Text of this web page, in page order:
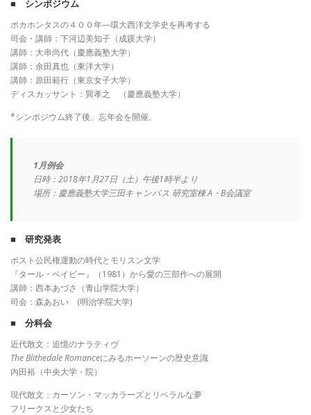
■ シンポジウム
ポカホンタスの４００年―環大西洋文学史を再考する
司会・講師：下河辺美知子（成蹊大学）
講師：大串尚代（慶應義塾大学）
講師：余田真也（東洋大学）
講師：原田範行（東京女子大学）
ディスカッサント：巽孝之 （慶應義塾大学）
*シンポジウム終了後、忘年会を開催。
1月例会
日時：2018年1月27日（土）午後1時半より
場所：慶應義塾大学三田キャンパス 研究室棟 A・B会議室
■ 研究発表
ポスト公民権運動の時代とモリスン文学
『タール・ベイビー』（1981）から愛の三部作への展開
講師：西本あづさ（青山学院大学）
司会：森あおい (明治学院大学)
■ 分科会
近代散文：追憶のナラティヴ
The Blithedale Romanceにみるホーソーンの歴史意識
内田裕（中央大学・院）
現代散文：カーソン・マッカラーズとリベラルな夢
フリークスと少女たち